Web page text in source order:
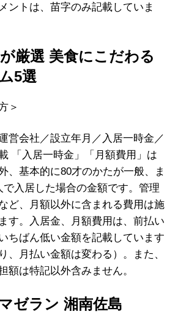
ントは、苗字のみ記載していま
厳選 美食にこだわる
5選
＞
営会社／設立年月／入居一時金／
「入居一時金」「月額費用」は
、基本的に80才のかたが一般、ま
で入居した場合の金額です。管理
ど、月額以外に含まれる費用は施
す。入居金、月額費用は、前払い
ちばん低い金額を記載しています
、月払い金額は変わる）。また、
額は特記以外含みません。
ゼラン 湘南佐島